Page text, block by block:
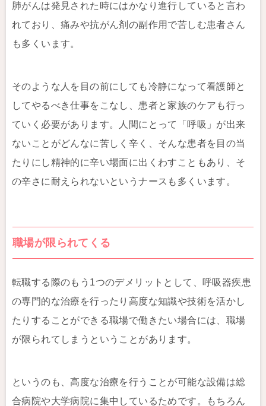
肺がんは発見された時にはかなり進行していると言わ
れており、痛みや抗がん剤の副作用で苦しむ患者さん
も多くいます。
そのような人を目の前にしても冷静になって看護師と
してやるべき仕事をこなし、患者と家族のケアも行っ
ていく必要があります。人間にとって「呼吸」が出来
ないことがどんなに苦しく辛く、そんな患者を目の当
たりにし精神的に辛い場面に出くわすこともあり、そ
の辛さに耐えられないというナースも多くいます。
職場が限られてくる
転職する際のもう1つのデメリットとして、呼吸器疾患
の専門的な治療を行ったり高度な知識や技術を活かし
たりすることができる職場で働きたい場合には、職場
が限られてしまうということがあります。
というのも、高度な治療を行うことが可能な設備は総
合病院や大学病院に集中しているためです。もちろん